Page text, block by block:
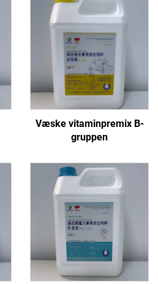
Væske vitaminpremix B-
gruppen